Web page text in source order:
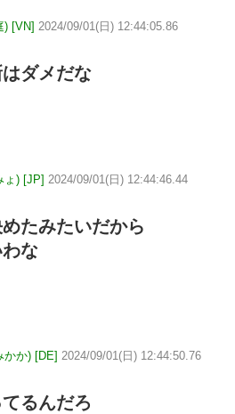
) [VN] 2024/09/01(日) 12:44:05.86
ダメだな
ょ) [JP] 2024/09/01(日) 12:44:46.44
たみたいだから
な
かか) [DE] 2024/09/01(日) 12:44:50.76
るんだろ